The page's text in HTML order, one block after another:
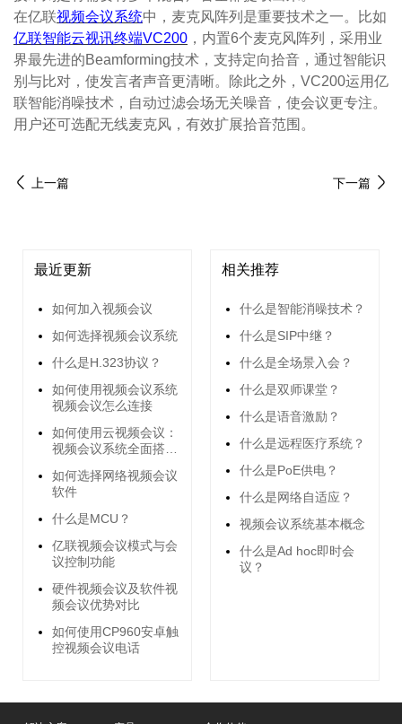
在亿联视频会议系统中，麦克风阵列是重要技术之一。比如
亿联智能云视讯终端VC200 ，内置6个麦克风阵列，采用业
界最先进的Beamforming技术，支持定向拾音，通过智能识
别与比对，使发言者声音更清晰。除此之外，VC200运用亿
联智能消噪技术，自动过滤会场无关噪音，使会议更专注。
用户还可选配无线麦克风，有效扩展拾音范围。
上一篇 下一篇
最近更新
如何加入视频会议
如何选择视频会议系统
什么是H.323协议？
如何使用视频会议系统
视频会议怎么连接
如何使用云视频会议：
视频会议系统全面搭建
如何选择网络视频会议
软件
什么是MCU？
亿联视频会议模式与会
议控制功能
硬件视频会议及软件视
频会议优势对比
如何使用CP960安卓触
控视频会议电话
相关推荐
什么是智能消噪技术？
什么是SIP中继？
什么是全场景入会？
什么是双师课堂？
什么是语音激励？
什么是远程医疗系统？
什么是PoE供电？
什么是网络自适应？
视频会议系统基本概念
什么是Ad hoc即时会
议？